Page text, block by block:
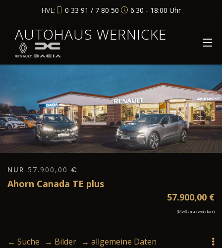
HVL: 0 33 91 / 7 80 50 6:30 - 18:00 Uhr
AUTOHAUS WERNICKE
NUR 57.900,00 €
Ahorn Canada TE plus
57.900,00 €
(MwSt ausweisbar)
← Suche → Bilder → allgemeine Daten